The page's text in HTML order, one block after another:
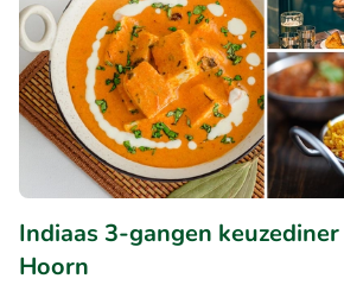
Indiaas 3-gangen
Hoorn